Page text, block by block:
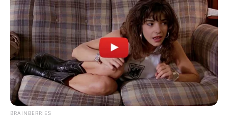
BRAINBERRIES